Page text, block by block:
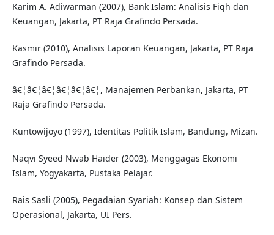
Karim A. Adiwarman (2007), Bank Islam: Analisis Fiqh dan
Keuangan, Jakarta, PT Raja Grafindo Persada.
Kasmir (2010), Analisis Laporan Keuangan, Jakarta, PT Raja
Grafindo Persada.
â€¦â€¦â€¦â€¦â€¦â€¦, Manajemen Perbankan, Jakarta, PT
Raja Grafindo Persada.
Kuntowijoyo (1997), Identitas Politik Islam, Bandung, Mizan.
Naqvi Syeed Nwab Haider (2003), Menggagas Ekonomi
Islam, Yogyakarta, Pustaka Pelajar.
Rais Sasli (2005), Pegadaian Syariah: Konsep dan Sistem
Operasional, Jakarta, UI Pers.